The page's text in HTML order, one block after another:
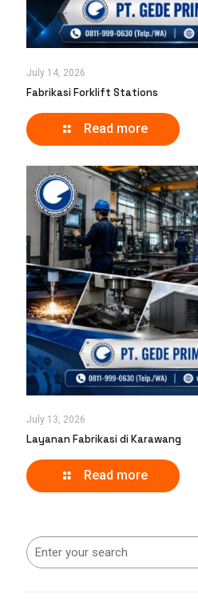
July 14, 2026
Fabrikasi Forklift Stations
Read more
July 13, 2026
Layanan Fabrikasi di Karawang
Read more